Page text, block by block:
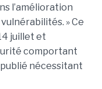
l’amélioration
» Ce
juillet et
comportant
nécessitant